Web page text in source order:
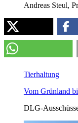
Andreas Steul,
Tierhaltung
Vom Grünland
DLG-